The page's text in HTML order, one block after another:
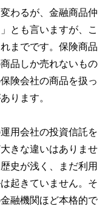
わるが、金融商品仲
とも言いますが、こ
までです。保険商品
品しか売れないもの
険会社の商品を扱っ
ります。
用会社の投資信託を
きな違いはありませ
史が浅く、まだ利用
起きていません。そ
融機関ほど本格的で